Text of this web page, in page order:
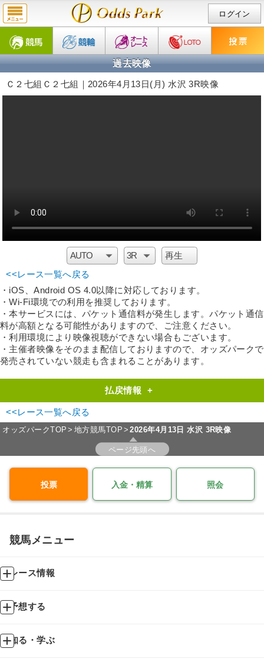
ログイン
過去映像
Ｃ２七組Ｃ２七組｜2026年4月13日(月) 水沢 3R映像
<<レース一覧へ戻る
・iOS、Android OS 4.0以降に対応しております。
・Wi-Fi環境での利用を推奨しております。
・本サービスには、パケット通信料が発生します。パケット通信
料が高額となる可能性がありますので、ご注意ください。
・利用環境により映像視聴ができない場合もございます。
・主催者映像をそのまま配信しておりますので、オッズパークで
発売されていない競走も含まれることがあります。
払戻情報 +
<<レース一覧へ戻る
オッズパークTOP 地方競馬TOP 2026年4月13日 水沢 3R映像
ページ先頭へ
投票 入金・精算 照会
競馬メニュー
レース情報
予想する
知る・学ぶ